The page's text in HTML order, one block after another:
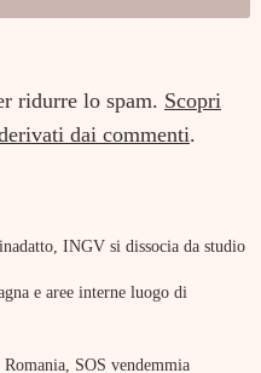
ridurre lo spam. Scopri
dai commenti.
INGV si dissocia da studio
e aree interne luogo di
SOS vendemmia